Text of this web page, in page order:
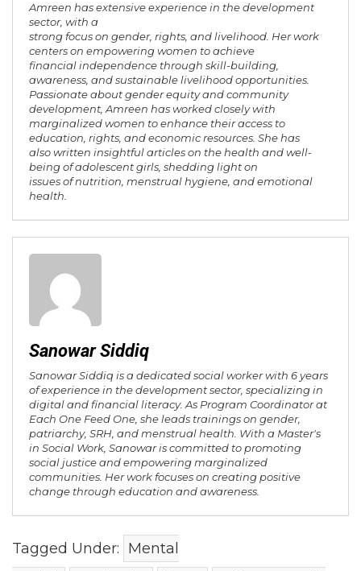
Amreen has extensive experience in the development
sector, with a
strong focus on gender, rights, and livelihood. Her work
centers on empowering women to achieve
financial independence through skill-building,
awareness, and sustainable livelihood opportunities.
Passionate about gender equity and community
development, Amreen has worked closely with
marginalized women to enhance their access to
education, rights, and economic resources. She has
also written insightful articles on the health and well-
being of adolescent girls, shedding light on
issues of nutrition, menstrual hygiene, and emotional
health.
Sanowar Siddiq
Sanowar Siddiq is a dedicated social worker with 6 years
of experience in the development sector, specializing in
digital and financial literacy. As Program Coordinator at
Each One Feed One, she leads trainings on gender,
patriarchy, SRH, and menstrual health. With a Master's
in Social Work, Sanowar is committed to promoting
social justice and empowering marginalized
communities. Her work focuses on creating positive
change through education and awareness.
Tagged Under: Mental